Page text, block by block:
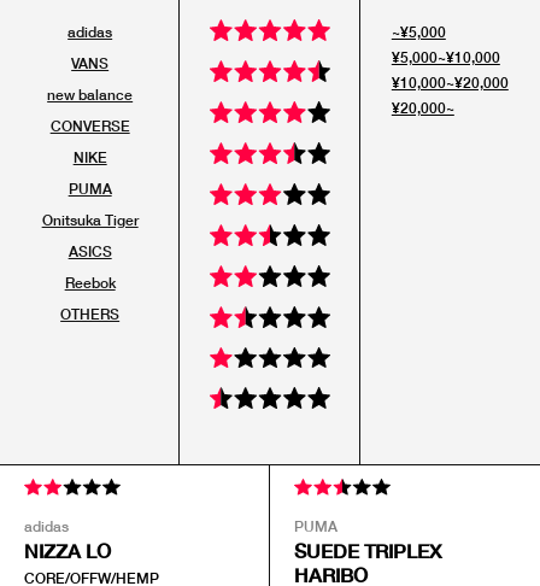
adidas
VANS
new balance
CONVERSE
NIKE
PUMA
Onitsuka Tiger
ASICS
Reebok
OTHERS
~¥5,000
¥5,000~¥10,000
¥10,000~¥20,000
¥20,000~
adidas
NIZZA LO
CORE/OFFW/HEMP
PUMA
SUEDE TRIPLEX
HARIBO